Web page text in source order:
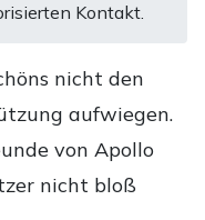
Kontakt.
nicht den
aufwiegen.
von Apollo
nicht bloß